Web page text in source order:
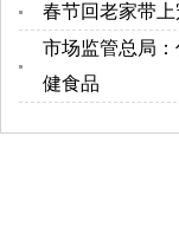
春节回老家带
市场监管总局
健食品